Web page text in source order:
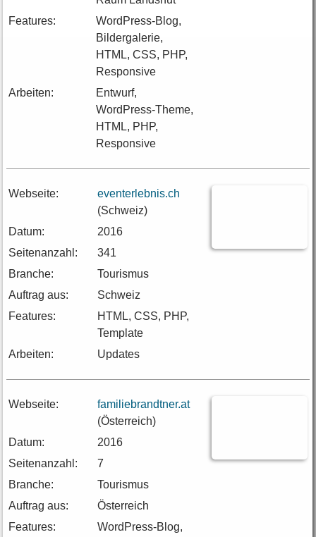
Features:
WordPress-Blog,
Bildergalerie,
HTML, CSS, PHP,
Responsive
Arbeiten:
Entwurf,
WordPress-Theme,
HTML, PHP,
Responsive
Webseite:
eventerlebnis.ch
(Schweiz)
Datum:
2016
Seitenanzahl:
341
Branche:
Tourismus
Auftrag aus:
Schweiz
Features:
HTML, CSS, PHP,
Template
Arbeiten:
Updates
Webseite:
familiebrandtner.at
(Österreich)
Datum:
2016
Seitenanzahl:
7
Branche:
Tourismus
Auftrag aus:
Österreich
Features:
WordPress-Blog,